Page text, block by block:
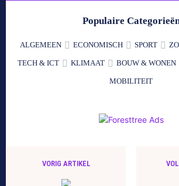
Populaire
ALGEMEEN ECONOMISCH SPORT
TECH & ICT KLIMAAT BOUW & WONEN
MOBILITEIT
VORIG ARTIKEL